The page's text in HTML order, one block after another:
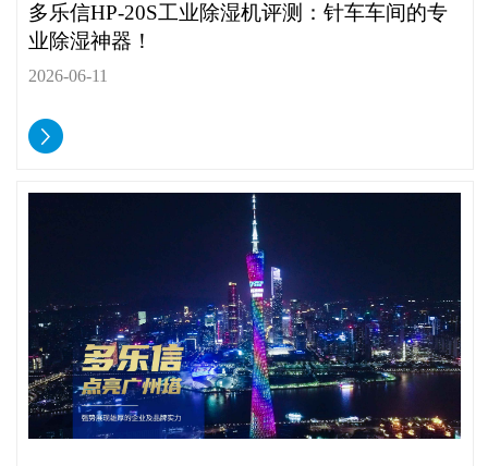
多乐信HP-20S工业除湿机评测：针车车间的专
业除湿神器！
2026-06-11